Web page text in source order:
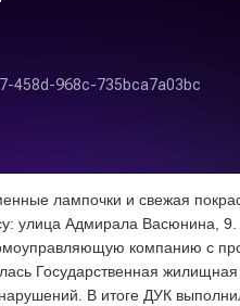
лампочки и свежая
улица Адмирала Васюнина,
компанию с
Государственная жилищная
В итоге ДУК